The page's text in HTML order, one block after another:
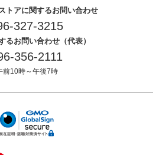
トアに関するお問い合わせ
327-3215
るお問い合わせ（代表）
356-2111
前10時～午後7時